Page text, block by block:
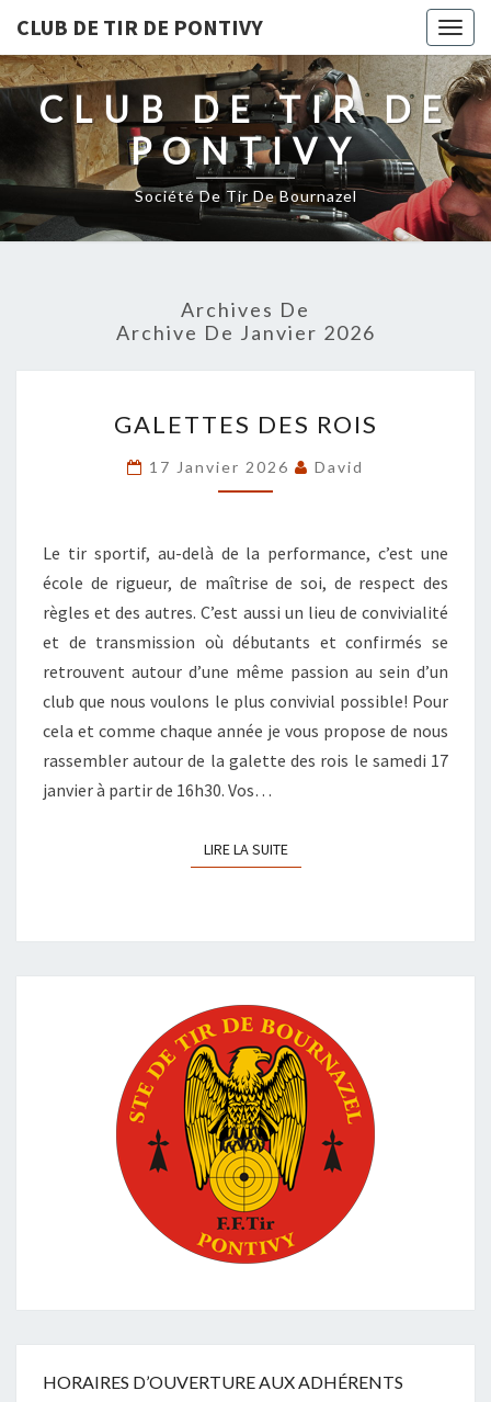
CLUB DE TIR DE PONTIVY
CLUB DE TIR DE
PONTIVY
Société De Tir De Bournazel
Archives De
Archive De Janvier 2026
DES
ROIS
GALETTES DES ROIS
17 Janvier 2026 David
Le tir sportif, au-delà de la performance, c’est une
école de rigueur, de maîtrise de soi, de respect des
règles et des autres. C’est aussi un lieu de convivialité
et de transmission où débutants et confirmés se
retrouvent autour d’une même passion au sein d’un
club que nous voulons le plus convivial possible! Pour
cela et comme chaque année je vous propose de nous
rassembler autour de la galette des rois le samedi 17
janvier à partir de 16h30. Vos…
LIRE LA SUITELIRE LA SUITE
HORAIRES D’OUVERTURE AUX ADHÉRENTS